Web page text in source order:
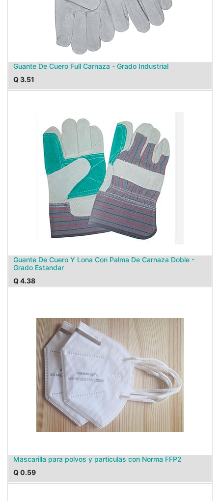
Guante De Cuero Full Carnaza - Grado Industrial
Q3.51
Guante De Cuero Y Lona Con Palma De Carnaza Doble -
Grado Estandar
Q4.38
Mascarilla para polvos y particulas con Norma FFP2
Q0.59